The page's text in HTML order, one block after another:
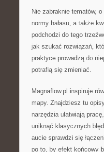
Nie zabraknie tematów,
normy hałasu, a także
podchodzi do tego
jak szukać rozwiązań,
praktyce prowadzą do
potrafią się zmieniać.
Magnaflow.pl inspiruje
mapy. Znajdziesz tu
narzędzia ułatwiają
uniknąć klasycznych
aucie sprawdzi się
po to, by efekt końcowy